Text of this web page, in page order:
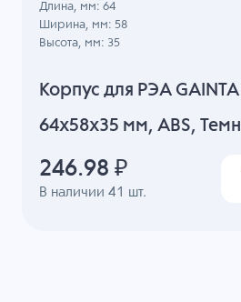
Корпус для РЭА GAINTA
64x58x35 мм, ABS,
В наличии41 шт.
Длина, мм: 64
Ширина, мм: 58
Высота, мм: 35
246.98 ₽